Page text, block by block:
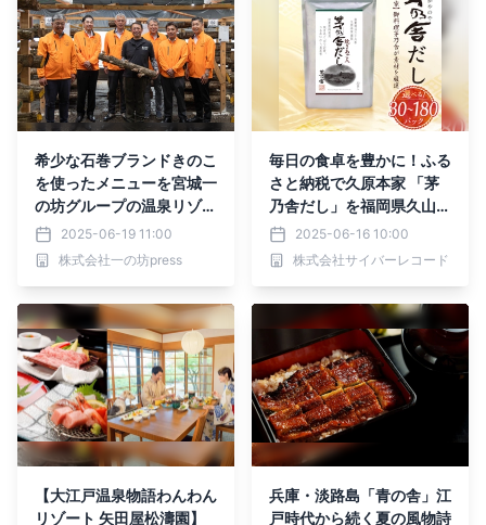
希少な石巻ブランドきのこ
を使ったメニューを宮城一
の坊グループの温泉リゾー
トで味わう
2025-06-19 11:00
株式会社一の坊press
毎日の食卓を豊かに！ふる
さと納税で久原本家 「茅
乃舎だし」を福岡県久山町
からお届け
2025-06-16 10:00
株式会社サイバーレコード
【大江戸温泉物語わんわん
リゾート 矢田屋松濤園】
兵庫・淡路島「青の舎」江
戸時代から続く夏の風物詩